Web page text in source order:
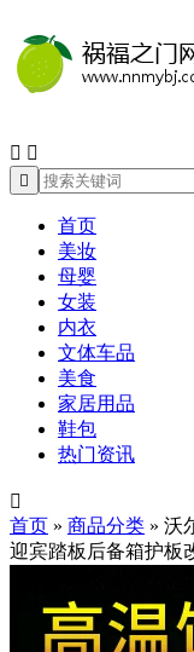
 

首页
美妆
母婴
女装
内衣
文体车品
美食
家居用品
鞋包
热门资讯

首页 » 商品分类 » 沃
迎宾踏板后备箱护板